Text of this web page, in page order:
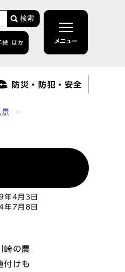
検索
続 ほか メニュー
防災・防犯・安全
景
年4月3日
年7月8日
崎の農
付けも